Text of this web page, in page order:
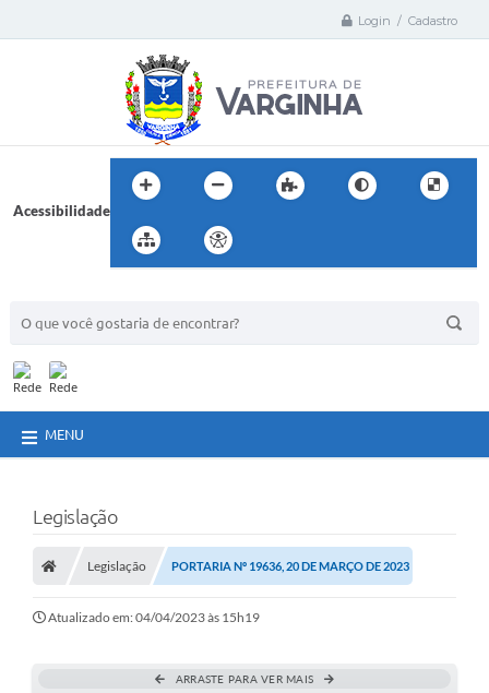
Login / Cadastro
Acessibilidade
MENU
Legislação
Legislação PORTARIA Nº 19636, 20 DE MARÇO DE 2023
Atualizado em: 04/04/2023 às 15h19
ARRASTE PARA VER MAIS